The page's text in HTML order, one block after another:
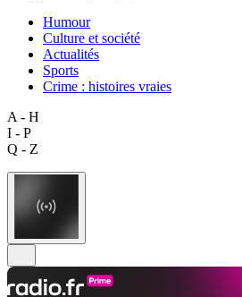
Humour
Culture et société
Actualités
Sports
Crime : histoires vraies
A - H
I - P
Q - Z